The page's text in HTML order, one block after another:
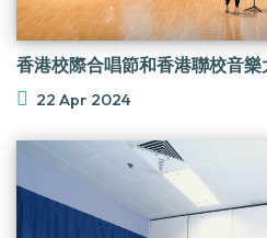
香港校際合唱節和香港聯校音
22 Apr 2024